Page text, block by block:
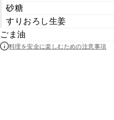
砂糖
すりおろし生姜
ごま油
料理を安全に楽しむための注意事項